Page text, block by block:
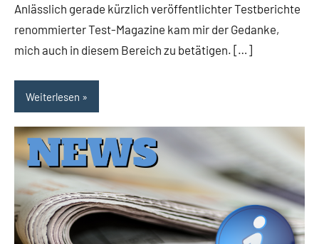
Anlässlich gerade kürzlich veröffentlichter Testberichte
renommierter Test-Magazine kam mir der Gedanke,
mich auch in diesem Bereich zu betätigen. […]
Weiterlesen